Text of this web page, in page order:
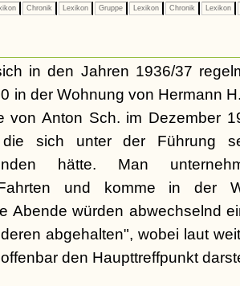
Chronik Lexikon Gruppe Lexikon Chronik Lexikon
in den Jahren 1936/37
in der Wohnung von Hermann
von Anton Sch. im Dezember
sich unter der Führung
hätte. Man
und komme in der
Abende würden abwechselnd
abgehalten", wobei laut
den Haupttreffpunkt